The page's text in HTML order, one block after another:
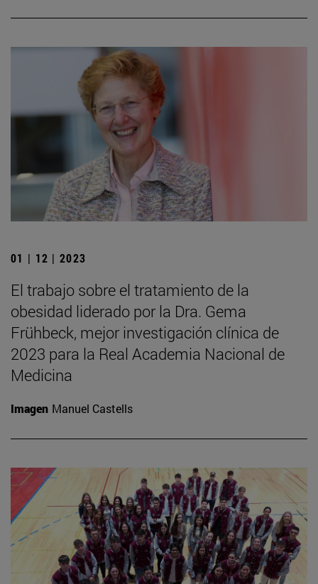
01 | 12 | 2023
El trabajo sobre el tratamiento de la
obesidad liderado por la Dra. Gema
Frühbeck, mejor investigación clínica de
2023 para la Real Academia Nacional de
Medicina
Imagen Manuel Castells